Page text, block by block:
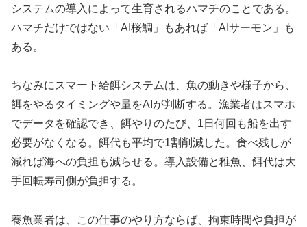
システムの導入によって生育されるハマチのことである。
ハマチだけではない「AI桜鯛」もあれば「AIサーモン」も
ある。
ちなみにスマート給餌システムは、魚の動きや様子から、
餌をやるタイミングや量をAIが判断する。漁業者はスマホ
でデータを確認でき、餌やりのたび、1日何回も船を出す
必要がなくなる。餌代も平均で1割削減した。食べ残しが
減れば海への負担も減らせる。導入設備と稚魚、餌代は大
手回転寿司側が負担する。
養魚業者は、この仕事のやり方ならば、拘束時間や負担が